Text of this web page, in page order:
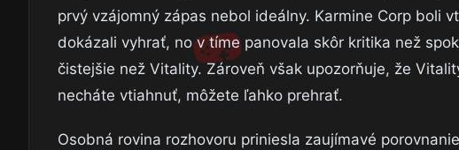
prvý vzájomný zápas nebol ideálny. Karmine Corp boli
dokázali vyhrať, no v tíme panovala skôr kritika než
čistejšie než Vitality. Zároveň však upozorňuje, že
necháte vtiahnuť, môžete ľahko prehrať.
Osobná rovina rozhovoru priniesla zaujímavé